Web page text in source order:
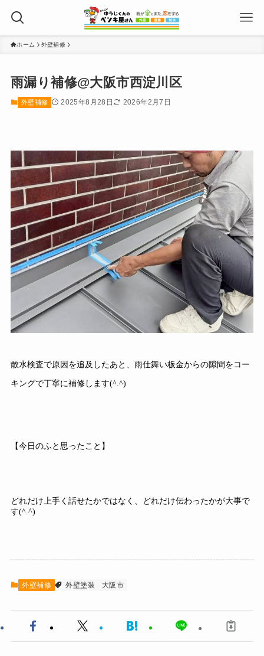
ホーム 外壁補修
雨漏り補修@大阪市西淀川区
外壁補修 2025年8月28日 2026年2月7日
散水検査で原因を追及したあと、雨仕舞い板金からの隙間をコー
キングで丁寧に補修します(^.^)
【今日のふと思ったこと】
どれだけ上手く話せたかではなく、どれだけ伝わったかが大事で
す(^.^)
外壁補修 外壁塗装 大阪市